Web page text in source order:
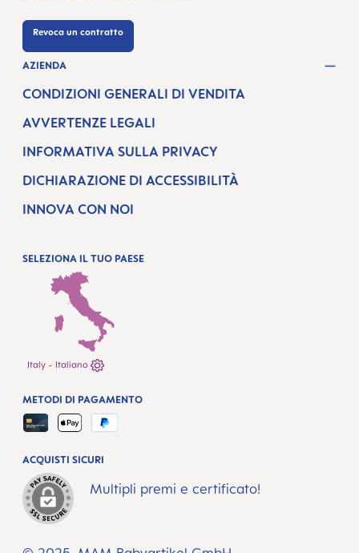
Revoca un contratto
AZIENDA
CONDIZIONI GENERALI DI VENDITA
AVVERTENZE LEGALI
INFORMATIVA SULLA PRIVACY
DICHIARAZIONE DI ACCESSIBILITÀ
INNOVA CON NOI
SELEZIONA IL TUO PAESE
Italy - Italiano
ACQUISTI SICURI
Multipli premi e certificato!
METODI DI PAGAMENTO